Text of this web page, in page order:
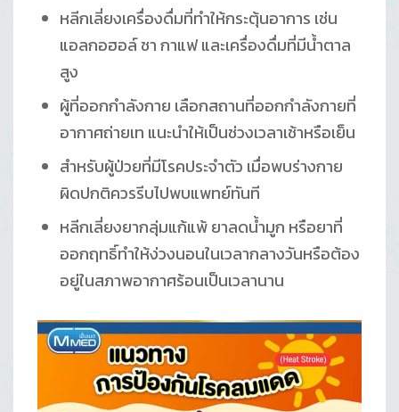
หลีกเลี่ยงเครื่องดื่มที่ทำให้กระตุ้นอาการ เช่น
แอลกอฮอล์ ชา กาแฟ และเครื่องดื่มที่มีน้ำตาล
สูง
ผู้ที่ออกกำลังกาย เลือกสถานที่ออกกำลังกายที่
อากาศถ่ายเท แนะนำให้เป็นช่วงเวลาเช้าหรือเย็น
สำหรับผู้ป่วยที่มีโรคประจำตัว เมื่อพบร่างกาย
ผิดปกติควรรีบไปพบแพทย์ทันที
หลีกเลี่ยงยากลุ่มแก้แพ้ ยาลดน้ำมูก หรือยาที่
ออกฤทธิ์ทำให้ง่วงนอนในเวลากลางวันหรือต้อง
อยู่ในสภาพอากาศร้อนเป็นเวลานาน